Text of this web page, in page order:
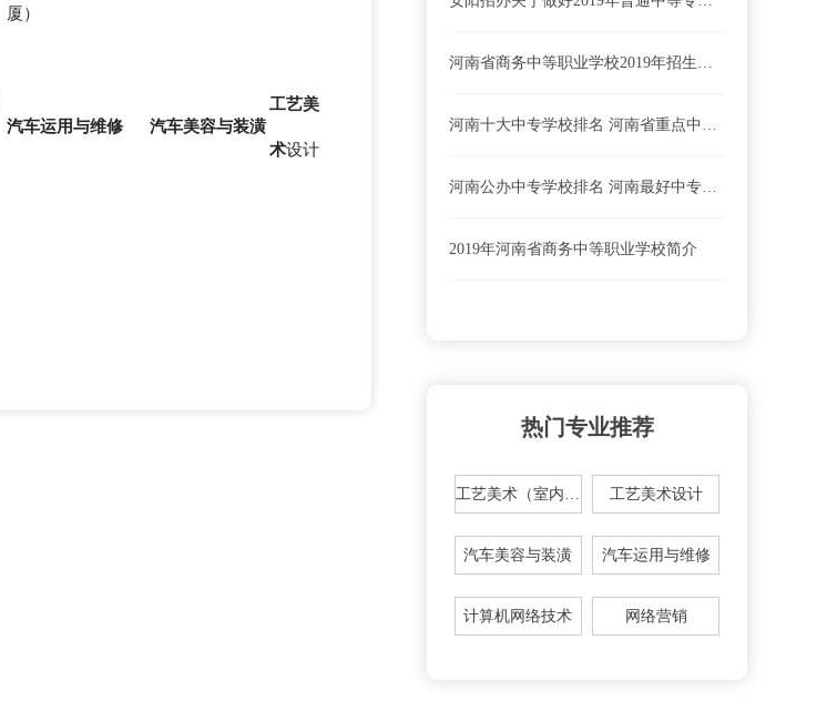
厦）
汽车运用与维修 汽车美容与装潢
工艺美
术设计
河南省商务中等职业学校2019年招生专业
河南十大中专学校排名 河南省重点中职学校
河南公办中专学校排名 河南最好中专学校有哪些？
2019年河南省商务中等职业学校简介
热门专业推荐
工艺美术（室内装潢设计方向） 工艺美术设计
汽车美容与装潢 汽车运用与维修
计算机网络技术 网络营销